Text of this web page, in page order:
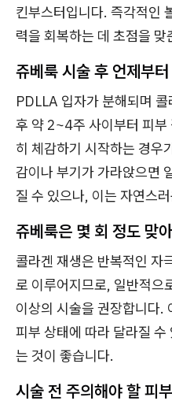
킨부스터입니다. 즉각적인
력을 회복하는 데 초점을
쥬베룩 시술 후 언제부
PDLLA 입자가 분해되며
후 약 2~4주 사이부터 피부
히 체감하기 시작하는 경우
감이나 부기가 가라앉으면
질 수 있으나, 이는 자연스
쥬베룩은 몇 회 정도 맞
콜라겐 재생은 반복적인 자
로 이루어지므로, 일반적
이상의 시술을 권장합니다.
피부 상태에 따라 달라질
는 것이 좋습니다.
시술 전 주의해야 할 피